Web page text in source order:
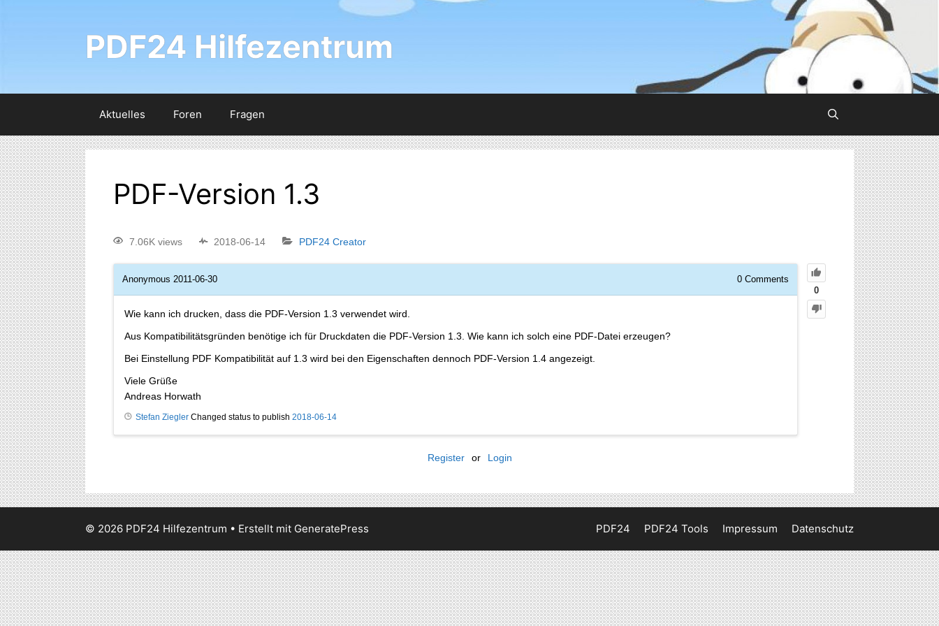
PDF24 Hilfezentrum
Aktuelles Foren Fragen
PDF-Version 1.3
7.06K views 2018-06-14 PDF24 Creator
0
Anonymous 2011-06-30 0 Comments
Wie kann ich drucken, dass die PDF-Version 1.3 verwendet wird.
Aus Kompatibilitätsgründen benötige ich für Druckdaten die PDF-Version 1.3. Wie kann ich solch eine PDF-Datei erzeugen?
Bei Einstellung PDF Kompatibilität auf 1.3 wird bei den Eigenschaften dennoch PDF-Version 1.4 angezeigt.
Viele Grüße
Andreas Horwath
Stefan Ziegler Changed status to publish 2018-06-14
Register or Login
PDF24 PDF24 Tools Impressum Datenschutz
© 2026 PDF24 Hilfezentrum • Erstellt mit GeneratePress